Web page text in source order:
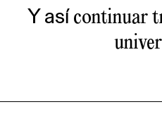
Y asícontinuar